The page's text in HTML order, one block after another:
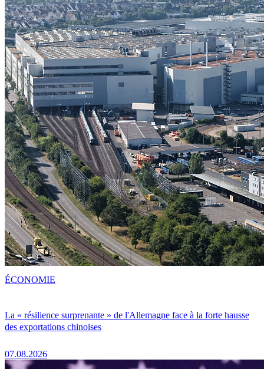
La « résilience surprenante » de l'Allemagne face à la forte hausse
des exportations chinoises
07.08.2026
ÉCONOMIE